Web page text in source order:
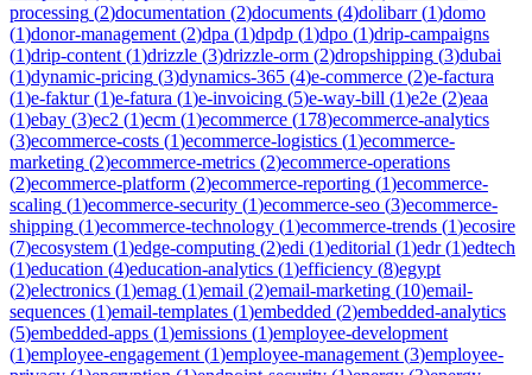
processing (2)documentation (2)documents (4)dolibarr(1)domo
(1)donor-management (2)dpa (1)dpdp (1)dpo (1)drip-campaigns
(1)drip-content (1)drizzle (3)drizzle-orm (2)dropshipping (3)dubai
(1)dynamic-pricing (3)dynamics-365 (4)e-commerce (2)e-factura
(1)e-faktur(1)e-fatura (1)e-invoicing (5)e-way-bill (1)e2e (2)eaa
(1)ebay (3)ec2 (1)ecm (1)ecommerce (178)ecommerce-analytics
(3)ecommerce-costs (1)ecommerce-logistics (1)ecommerce-
marketing (2)ecommerce-metrics (2)ecommerce-operations
(2)ecommerce-platform (2)ecommerce-reporting (1)ecommerce-
scaling (1)ecommerce-security (1)ecommerce-seo (3)ecommerce-
shipping (1)ecommerce-technology (1)ecommerce-trends (1)ecosire
(7)ecosystem (1)edge-computing (2)edi (1)editorial (1)edr(1)edtech
(1)education (4)education-analytics (1)efficiency (8)egypt
(2)electronics (1)emag (1)email (2)email-marketing (10)email-
sequences (1)email-templates (1)embedded (2)embedded-analytics
(5)embedded-apps (1)emissions (1)employee-development
(1)employee-engagement (1)employee-management (3)employee-